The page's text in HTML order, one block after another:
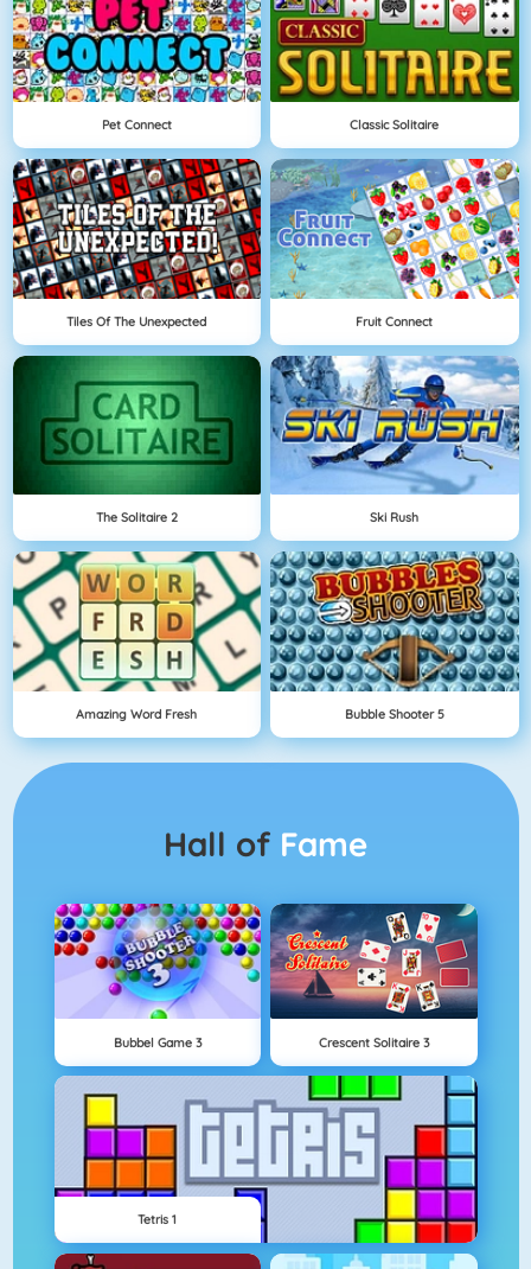
Pet Connect Classic Solitaire
Tiles Of The Unexpected Fruit Connect
The Solitaire 2 Ski Rush
Amazing Word Fresh Bubble Shooter 5
Hall of Fame
Bubbel Game 3 Crescent Solitaire 3
Tetris 1